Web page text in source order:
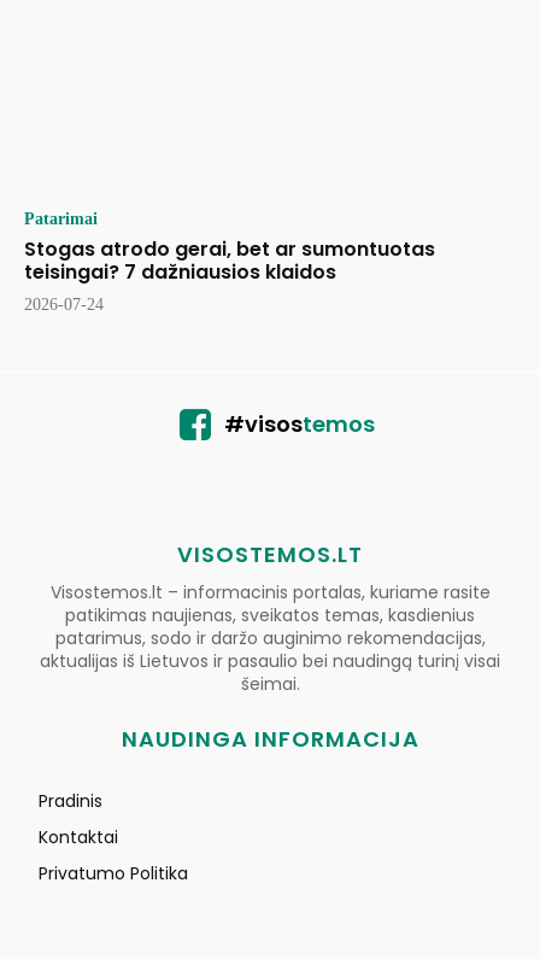
Patarimai
Stogas atrodo gerai, bet ar sumontuotas
teisingai? 7 dažniausios klaidos
2026-07-24
#visostemos
VISOSTEMOS.LT
Visostemos.lt – informacinis portalas, kuriame rasite
patikimas naujienas, sveikatos temas, kasdienius
patarimus, sodo ir daržo auginimo rekomendacijas,
aktualijas iš Lietuvos ir pasaulio bei naudingą turinį visai
šeimai.
NAUDINGA INFORMACIJA
Pradinis
Kontaktai
Privatumo Politika